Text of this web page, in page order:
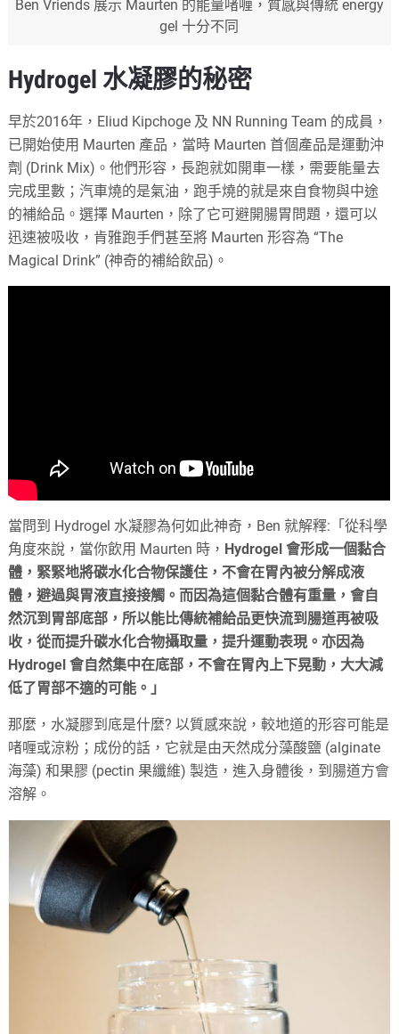
Ben Vriends 展示 Maurten 的能量啫喱，質感與傳統 energy
gel 十分不同
Hydrogel 水凝膠的秘密
早於2016年，Eliud Kipchoge 及 NN Running Team 的成員，
已開始使用 Maurten 產品，當時 Maurten 首個產品是運動沖
劑 (Drink Mix)。他們形容，長跑就如開車一樣，需要能量去
完成里數；汽車燒的是氣油，跑手燒的就是來自食物與中途
的補給品。選擇 Maurten，除了它可避開腸胃問題，還可以
迅速被吸收，肯雅跑手們甚至將 Maurten 形容為 “The
Magical Drink” (神奇的補給飲品)。
當問到 Hydrogel 水凝膠為何如此神奇，Ben 就解釋:「從科學
角度來說，當你飲用 Maurten 時， Hydrogel 會形成一個黏合
體，緊緊地將碳水化合物保護住，不會在胃內被分解成液
體，避過與胃液直接接觸。而因為這個黏合體有重量，會自
然沉到胃部底部，所以能比傳統補給品更快流到腸道再被吸
收，從而提升碳水化合物攝取量，提升運動表現。亦因為
Hydrogel 會自然集中在底部，不會在胃內上下晃動，大大減
低了胃部不適的可能。」
那麼，水凝膠到底是什麼? 以質感來說，較地道的形容可能是
啫喱或涼粉；成份的話，它就是由天然成分藻酸鹽 (alginate
海藻) 和果膠 (pectin 果纖維) 製造，進入身體後，到腸道方會
溶解。